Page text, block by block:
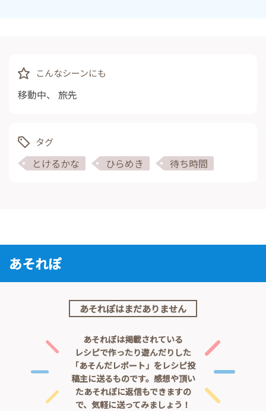
こんなシーンにも
移動中、 旅先
タグ
とけるかな ひらめき 待ち時間
あそれぽ
あそれぽはまだありません
あそれぽは掲載されている
レシピで作ったり遊んだりした
「あそんだレポート」をレシピ投
稿主に送るものです。 感想や頂い
たあそれぽに返信もできますの
で、気軽に送ってみましょう！